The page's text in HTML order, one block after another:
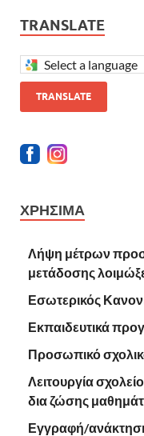
TRANSLATE
TRANSLATE
ΧΡΉΣΙΜΑ
Λήψη μέτρων
μετάδοσης
Εσωτερικός
Εκπαιδευτικά
Προσωπικό
Λειτουργία
δια ζώσης
Εγγραφή/